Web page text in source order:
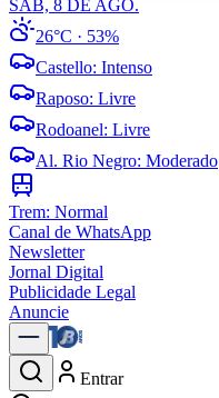
SÁB, 8 DE AGO.
26°C · 53%
Castello: Intenso
Raposo: Livre
Rodoanel: Livre
Al. Rio Negro: Moderado
Trem: Normal
Canal de WhatsApp
Newsletter
Jornal Digital
Publicidade Legal
Anuncie
Entrar